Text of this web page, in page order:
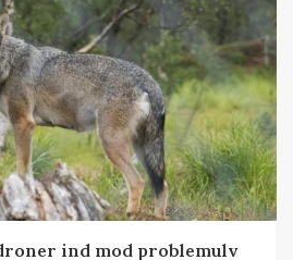
ind mod problemulv